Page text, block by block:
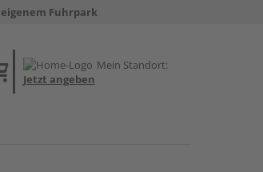
Fuhrpark
Mein Standort:
Jetzt angeben